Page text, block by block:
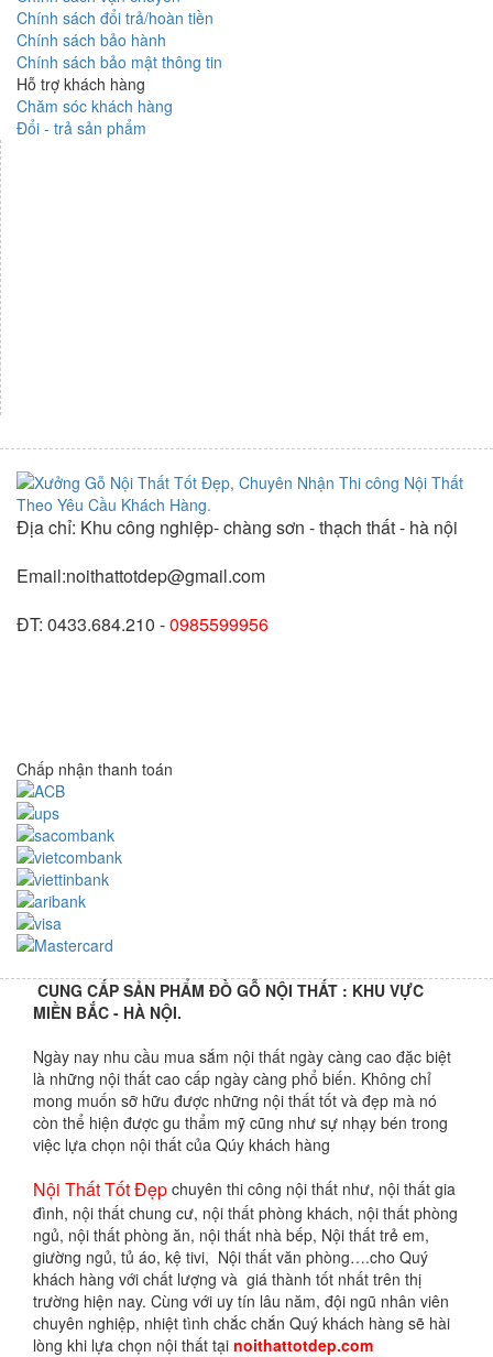
Chính sách đổi trả/hoàn tiền
Chính sách bảo hành
Chính sách bảo mật thông tin
Hỗ trợ khách hàng
Chăm sóc khách hàng
Đổi - trả sản phẩm
Địa chỉ: Khu công nghiệp- chàng sơn - thạch thất - hà nội
Email:noithattotdep@gmail.com
ĐT: 0433.684.210 -0985599956
Chấp nhận thanh toán
CUNG CẤP SẢN PHẨM ĐỒ GỖ NỘI THẤT : KHU VỰC
MIỀN BẮC - HÀ NỘI.
Ngày nay nhu cầu mua sắm nội thất ngày càng cao đặc biệt
là những nội thất cao cấp ngày càng phổ biến. Không chỉ
mong muốn sỡ hữu được những nội thất tốt và đẹp mà nó
còn thể hiện được gu thẩm mỹ cũng như sự nhạy bén trong
việc lựa chọn nội thất của Qúy khách hàng
Nội Thất Tốt Đẹp chuyên thi công nội thất như, nội thất gia
đình, nội thất chung cư, nội thất phòng khách, nội thất phòng
ngủ, nội thất phòng ăn, nội thất nhà bếp, Nội thất trẻ em,
giường ngủ, tủ áo, kệ tivi, Nội thất văn phòng….cho Quý
khách hàng với chất lượng và giá thành tốt nhất trên thị
trường hiện nay. Cùng với uy tín lâu năm, đội ngũ nhân viên
chuyên nghiệp, nhiệt tình chắc chắn Quý khách hàng sẽ hài
lòng khi lựa chọn nội thất tại noithattotdep.com